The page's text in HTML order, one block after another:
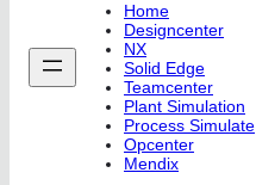
Home
Designcenter
NX
Solid Edge
Teamcenter
Plant Simulation
Process Simulate
Opcenter
Mendix